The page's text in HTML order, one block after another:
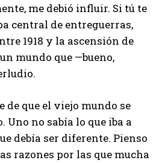
me debió influir. Si tú te
central de entreguerras,
1918 y la ascensión de
mundo que —bueno,
de que el viejo mundo se
Uno no sabía lo que iba a
debía ser diferente. Pienso
razones por las que mucha